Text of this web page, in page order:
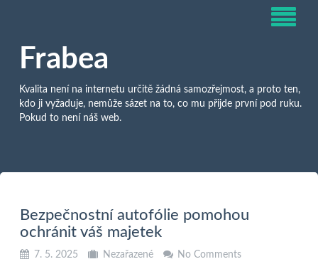
Frabea
Kvalita není na internetu určitě žádná samozřejmost, a proto ten,
kdo ji vyžaduje, nemůže sázet na to, co mu přijde první pod ruku.
Pokud to není náš web.
Bezpečnostní autofólie pomohou
ochránit váš majetek
7. 5. 2025 Nezařazené No Comments